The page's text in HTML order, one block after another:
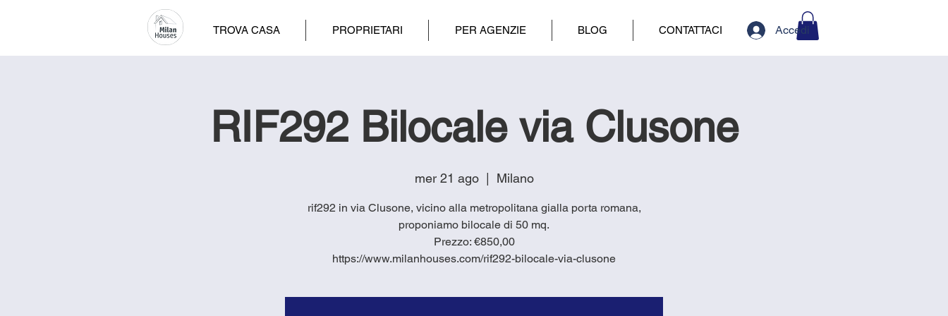
TROVA CASA PROPRIETARI PER AGENZIE BLOG CONTATTACI Accedi
RIF292 Bilocale via Clusone
mer 21 ago
  |
Milano
rif292 in via Clusone, vicino alla metropolitana gialla porta romana,
proponiamo bilocale di 50 mq.
Prezzo: €850,00
https://www.milanhouses.com/rif292-bilocale-via-clusone